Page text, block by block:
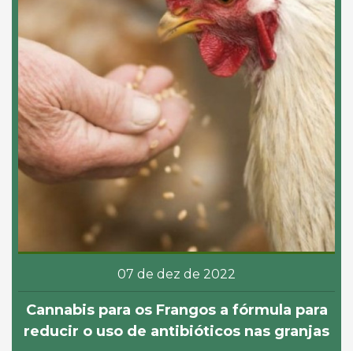
07 de dez de 2022
Cannabis para os Frangos a fórmula para
reducir o uso de antibióticos nas granjas